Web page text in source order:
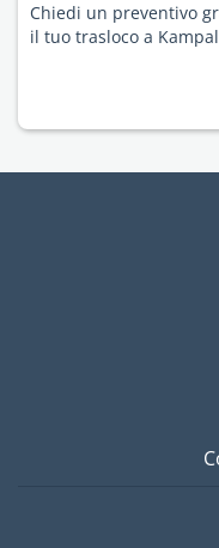
Chiedi un preventivo
il tuo trasloco a